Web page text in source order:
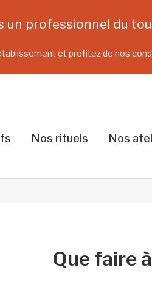
un professionnel du
et profitez de nos
Nos rituels Nos
Que faire